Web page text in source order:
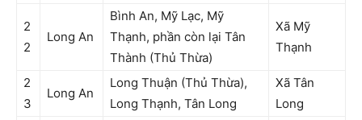
2
2
Long An
Bình An, Mỹ Lạc, Mỹ
Thạnh, phần còn lại Tân
Thành (Thủ Thừa)
Xã Mỹ
Thạnh
2
3
Long An
Long Thuận (Thủ Thừa),
Long Thạnh, Tân Long
Xã Tân
Long